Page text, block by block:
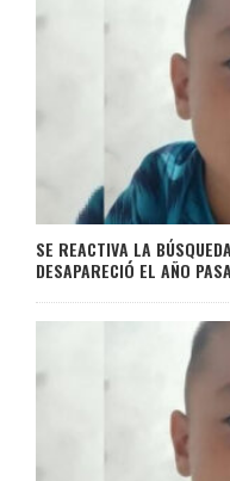
SE REACTIVA LA
DESAPARECIÓ EL AÑO